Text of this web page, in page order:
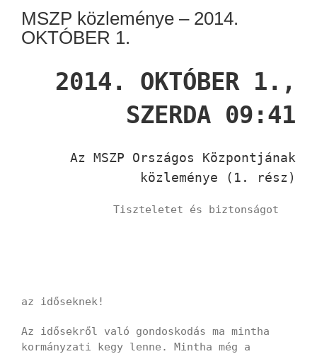
MSZP közleménye – 2014.
OKTÓBER 1.
2014. OKTÓBER 1.,
SZERDA 09:41
Az MSZP Országos Központjának
közleménye (1. rész)
Tiszteletet és biztonságot
az időseknek!
Az idősekről való gondoskodás ma mintha
kormányzati kegy lenne. Mintha még a